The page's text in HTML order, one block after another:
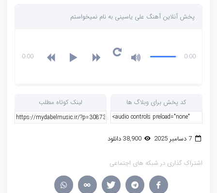
پخش آنلاین آهنگ علی یاسینی به نام نمیخواستم
0:00
0:00
کد پخش برای وبلاگ ها لینک کوتاه مطلب
7 دسامبر 2025 38,900 دانلود
اشتراک گذاری در شبکه های اجتماعی